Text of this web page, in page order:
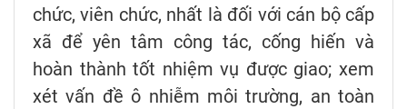
chức, viên chức, nhất là đối với cán bộ cấp
xã để yên tâm công tác, cống hiến và
hoàn thành tốt nhiệm vụ được giao; xem
xét vấn đề ô nhiễm môi trường, an toàn